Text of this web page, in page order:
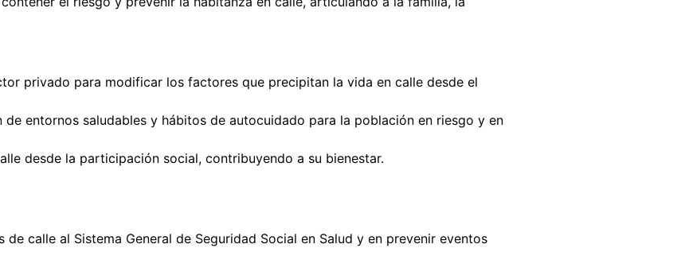
privado para modificar los factores que precipitan la vida en calle desde el
entornos saludables y hábitos de autocuidado para la población en riesgo y en
desde la participación social, contribuyendo a su bienestar.
calle al Sistema General de Seguridad Social en Salud y en prevenir eventos